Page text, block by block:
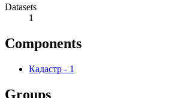
Datasets
1
Components
Кадастр - 1
Groups